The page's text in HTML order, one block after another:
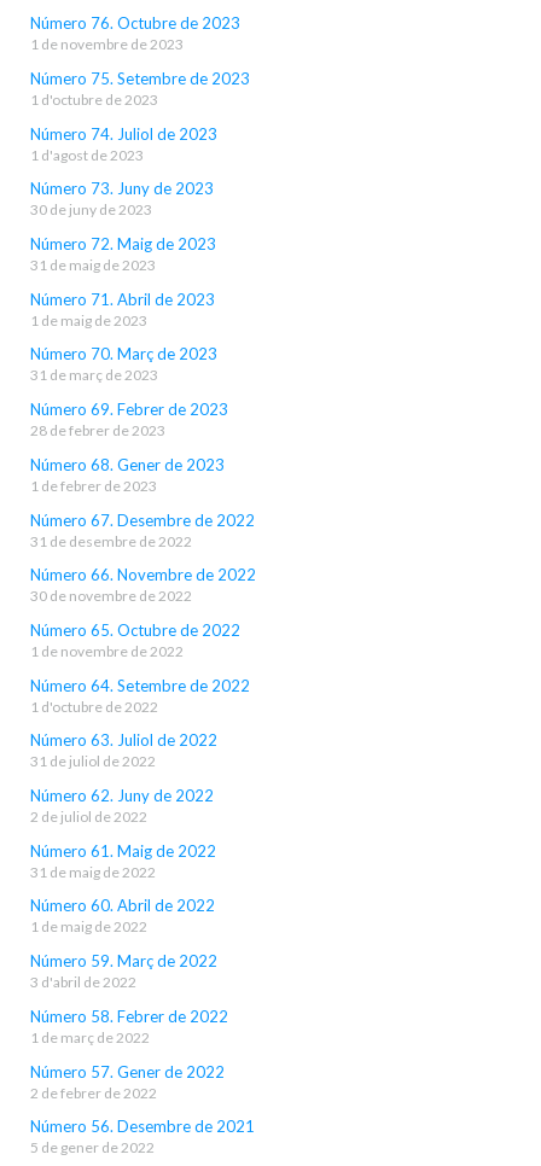
Número 76. Octubre de 2023
1 de novembre de 2023
Número 75. Setembre de 2023
1 d'octubre de 2023
Número 74. Juliol de 2023
1 d'agost de 2023
Número 73. Juny de 2023
30 de juny de 2023
Número 72. Maig de 2023
31 de maig de 2023
Número 71. Abril de 2023
1 de maig de 2023
Número 70. Març de 2023
31 de març de 2023
Número 69. Febrer de 2023
28 de febrer de 2023
Número 68. Gener de 2023
1 de febrer de 2023
Número 67. Desembre de 2022
31 de desembre de 2022
Número 66. Novembre de 2022
30 de novembre de 2022
Número 65. Octubre de 2022
1 de novembre de 2022
Número 64. Setembre de 2022
1 d'octubre de 2022
Número 63. Juliol de 2022
31 de juliol de 2022
Número 62. Juny de 2022
2 de juliol de 2022
Número 61. Maig de 2022
31 de maig de 2022
Número 60. Abril de 2022
1 de maig de 2022
Número 59. Març de 2022
3 d'abril de 2022
Número 58. Febrer de 2022
1 de març de 2022
Número 57. Gener de 2022
2 de febrer de 2022
Número 56. Desembre de 2021
5 de gener de 2022